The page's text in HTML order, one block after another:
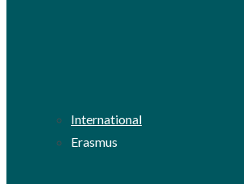
International
Erasmus